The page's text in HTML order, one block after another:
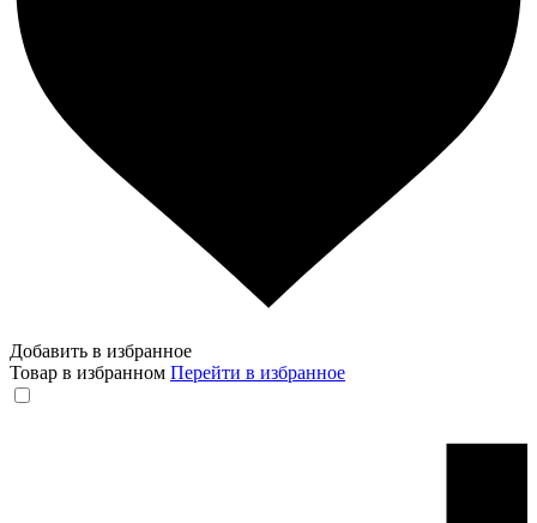
Добавить в избранное
Товар в избранном Перейти в избранное